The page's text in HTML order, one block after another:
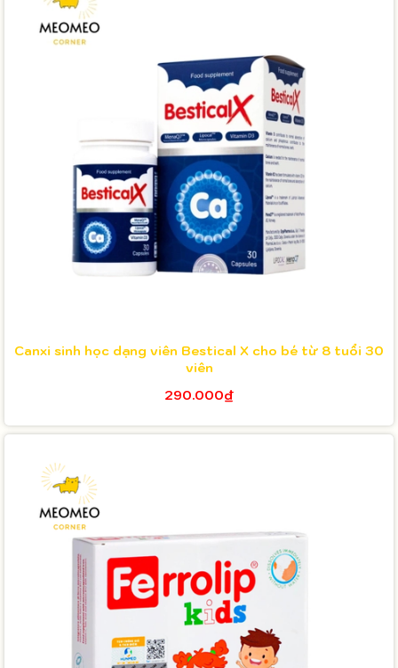
Canxi sinh học dạng viên Bestical X cho bé từ 8 tuổi 30
viên
290.000₫